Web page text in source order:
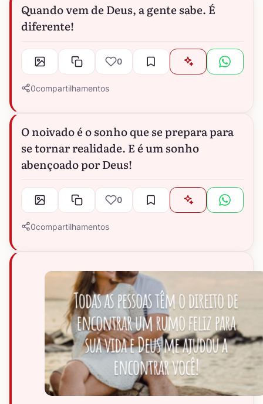
Quando vem de Deus, a gente sabe. É
diferente!
0
0compartilhamentos
O noivado é o sonho que se prepara para
se tornar realidade. E é um sonho
abençoado por Deus!
0
0compartilhamentos